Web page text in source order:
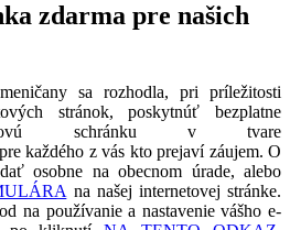
zdarma pre našich
sa rozhodla, pri príležitosti
stránok, poskytnúť bezplatne
schránku v tvare
pre každého z vás kto prejaví záujem. O
osobne na obecnom úrade, alebo
na našej internetovej stránke.
na používanie a nastavenie vášho e-